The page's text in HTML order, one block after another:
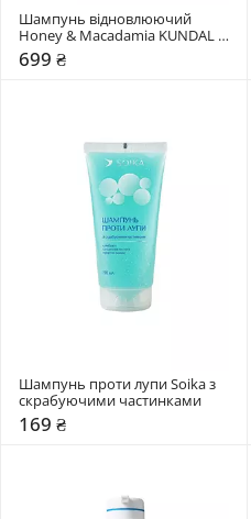
Шампунь відновлюючий
Honey & Macadamia KUNDAL
Amber Woody
699 ₴
Шампунь проти лупи Soika з
скрабуючими частинками
169 ₴